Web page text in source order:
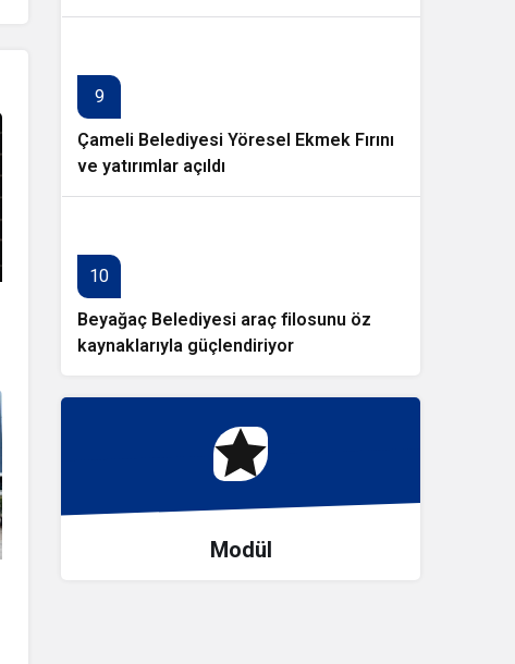
aktardı
9
Çameli Belediyesi Yöresel Ekmek Fırını
ve yatırımlar açıldı
10
Beyağaç Belediyesi araç filosunu öz
kaynaklarıyla güçlendiriyor
Modül